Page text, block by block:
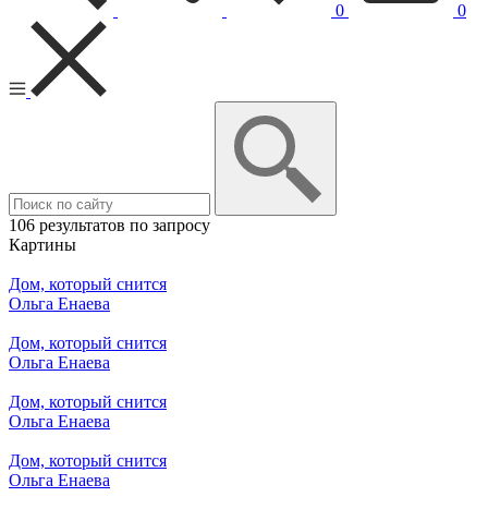
0 0
106 результатов по запросу
Картины
Дом, который снится
Ольга Енаева
Дом, который снится
Ольга Енаева
Дом, который снится
Ольга Енаева
Дом, который снится
Ольга Енаева